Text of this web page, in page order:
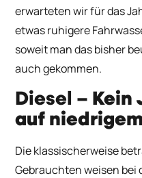
erwarteten wir für das
etwas ruhigere
soweit man das bisher
auch gekommen.
Diesel – Kein
auf
Die klassischerweise
Gebrauchten weisen bei